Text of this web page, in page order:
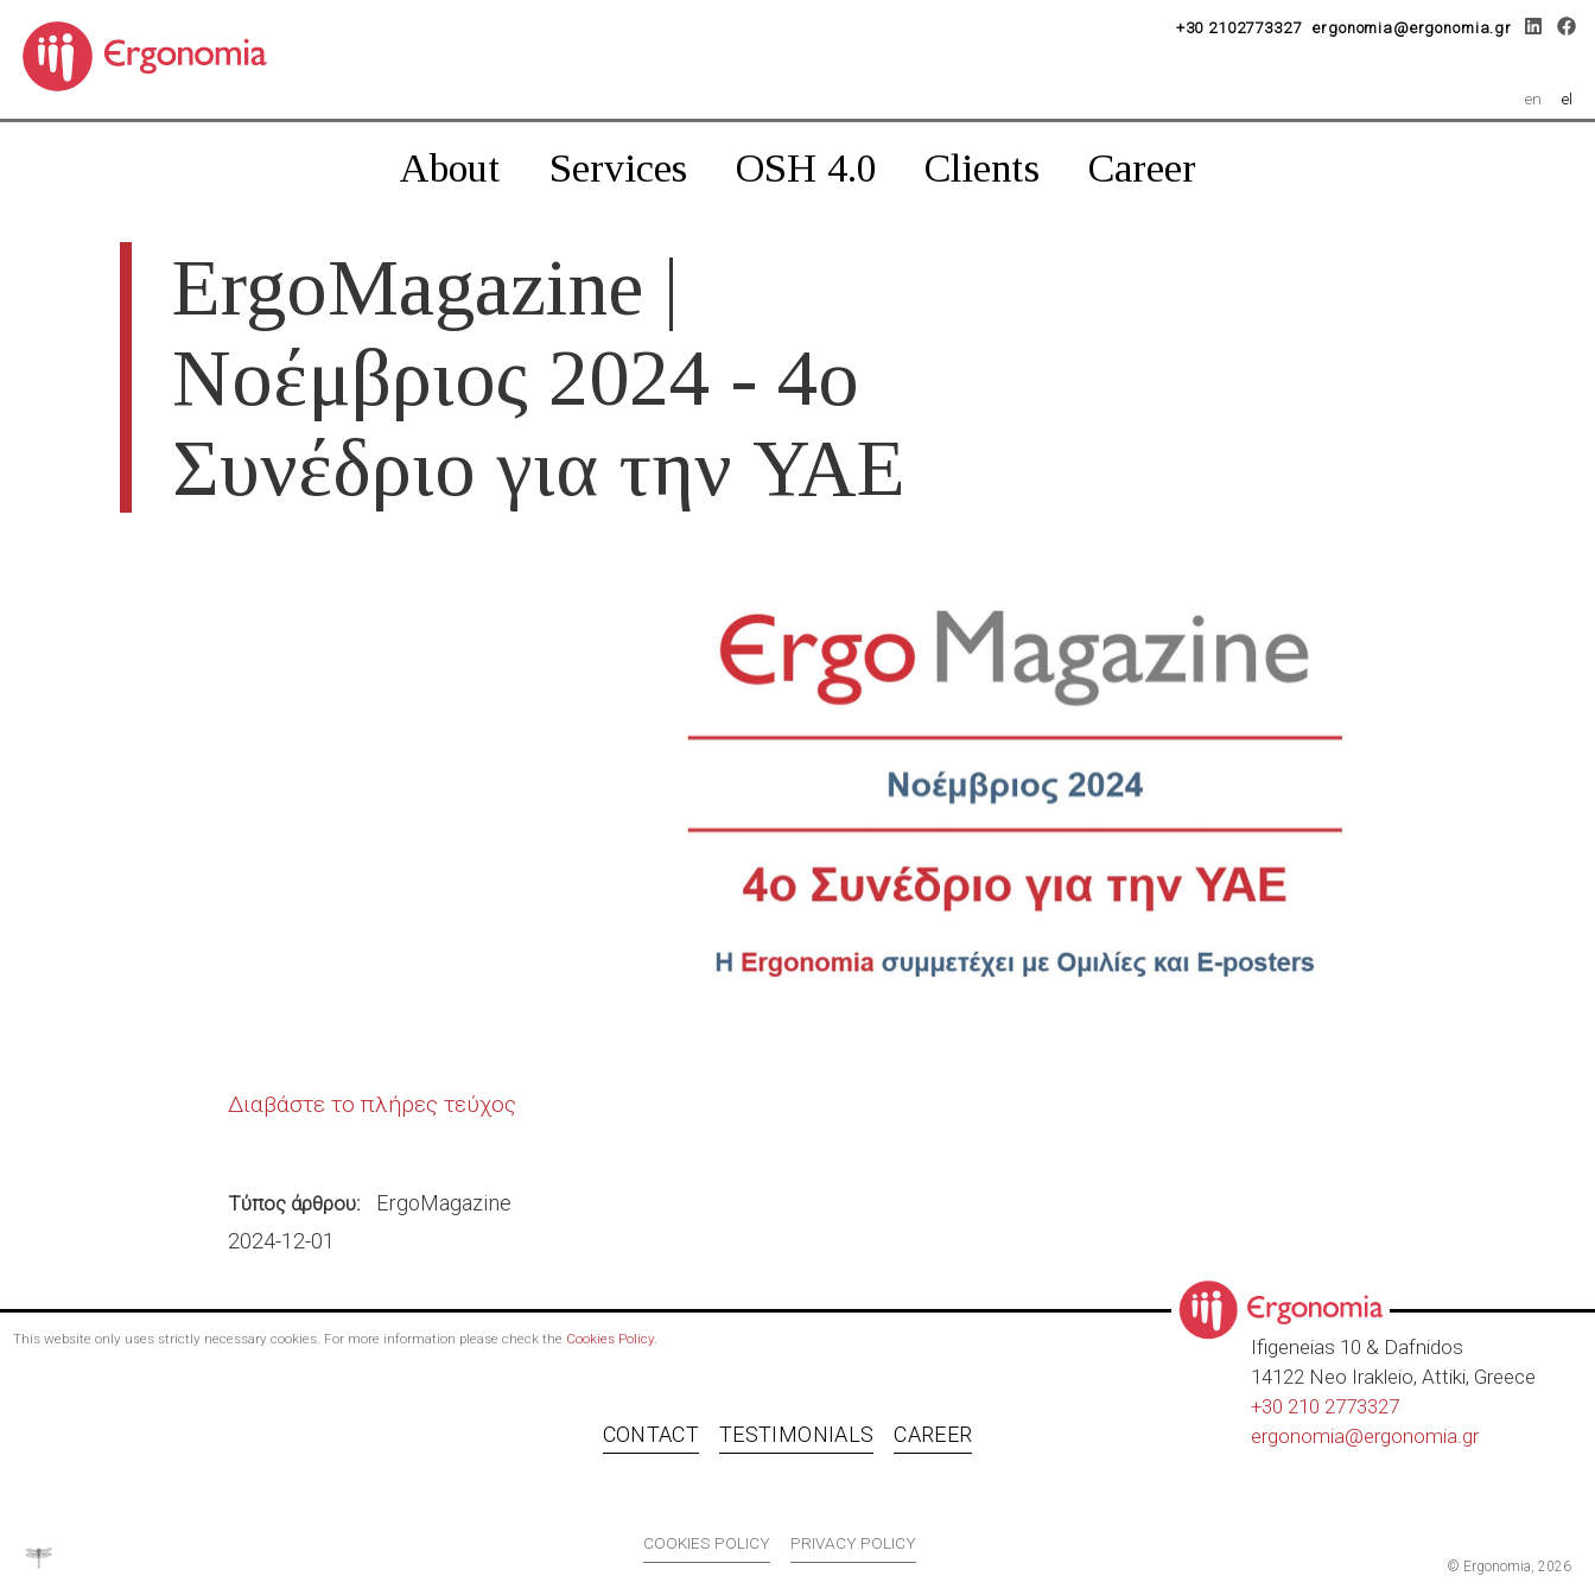
+30 2102773327 ergonomia@ergonomia.gr
en el
About Services OSH 4.0 Clients Career
ErgoMagazine |
Νοέμβριος 2024 - 4ο
Συνέδριο για την ΥΑΕ
Διαβάστε το πλήρες τεύχος
Τύπος άρθρου
ErgoMagazine
2024-12-01
Ιfigeneias 10 & Dafnidos
14122 Neo Irakleio, Attiki, Greece
+30 210 2773327
ergonomia@ergonomia.gr
This website only uses strictly necessary cookies. For more information please check the Cookies Policy.
CONTACT TESTIMONIALS CAREER
COOKIES POLICY PRIVACY POLICY
© Ergonomia, 2026